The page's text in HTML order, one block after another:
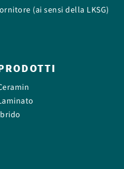
(ai sensi della LKSG)